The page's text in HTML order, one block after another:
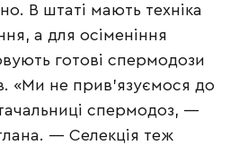
В штаті мають техніка
а для осіменіння
готові спермодози
«Ми не прив’язуємося до
спермодоз, —
— Селекція теж